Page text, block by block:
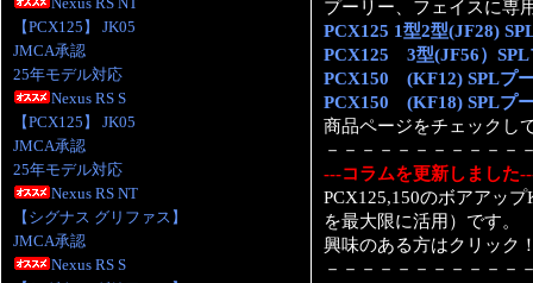
【PCX125】 JK05
JMCA承認
25年モデル対応
Nexus RS S
【PCX125】 JK05
JMCA承認
25年モデル対応
Nexus RS NT
【シグナス グリファス】
JMCA承認
Nexus RS S
プーリー、フェイスに専
PCX125 1型2型(JF28)
PCX125 3型(JF56）SPL
PCX150 (KF12) SPLプ
PCX150 (KF18) SPLプ
商品ページをチェックし
－－－－－－－－－－－
---コラムを更新しました
PCX125,150のボアアッ
を最大限に活用）です。
興味のある方はクリック
－－－－－－－－－－－